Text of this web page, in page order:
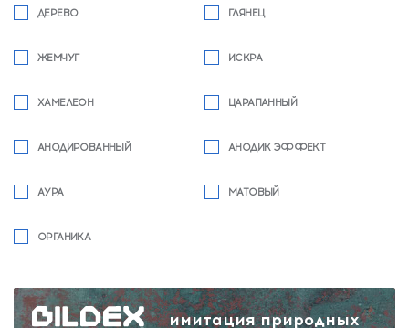
ДЕРЕВО ГЛЯНЕЦ
ЖЕМЧУГ ИСКРА
ХАМЕЛЕОН ЦАРАПАННЫЙ
АНОДИРОВАННЫЙ АНОДИК ЭФФЕКТ
АУРА МАТОВЫЙ
ОРГАНИКА
имитация природных